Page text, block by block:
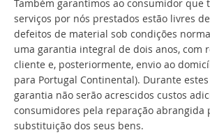
Também garantimos ao consumidor que
serviços por nós prestados estão livres
defeitos de material sob condições
uma garantia integral de dois anos, com
cliente e, posteriormente, envio ao
para Portugal Continental). Durante
garantia não serão acrescidos custos
consumidores pela reparação abrangida
substituição dos seus bens.